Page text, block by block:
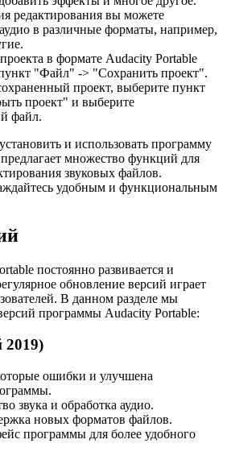
редактирования вы можете
в различные форматы, например,
в формате Audacity Portable
"Файл" -> "Сохранить проект".
проект, выберите пункт
проект" и выберите
файл.
и использовать программу
множество функций для
звуковых файлов.
удобным и функциональным
постоянно развивается и
обновление версий играет
В данном разделе мы
программы Audacity Portable:
2019)
ошибки и улучшена
звука и обработка аудио.
новых форматов файлов.
программы для более удобного